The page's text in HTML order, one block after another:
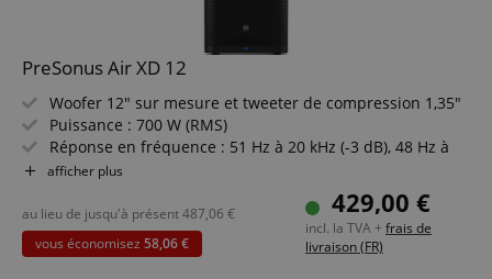
PreSonus Air XD 12
Woofer 12" sur mesure et tweeter de compression 1,35"
Puissance : 700 W (RMS)
Réponse en fréquence : 51 Hz à 20 kHz (-3 dB), 48 Hz à
20 kHz (-10 dB)
Niveau de pression acoustique maximal : 131,5 dB
Angle de directivité : 90° x 60°
DSP avancé, écran LCD 2,6" couleur et Bluetooth avec
mode TWS-Bridge
afficher plus
429,00 €
incl. la TVA + frais de
livraison (FR)
au lieu de jusqu'à présent487,06 €
vous économisez 58,06 €